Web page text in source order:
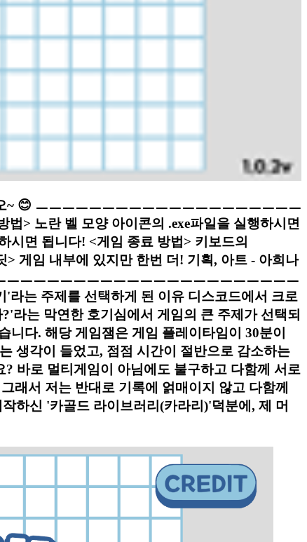
😊 ㅡㅡㅡㅡㅡㅡㅡㅡㅡㅡㅡㅡㅡㅡㅡㅡㅡㅡㅡㅡ
> 노란 벨 모양 아이콘의 .exe파일을 실행하시면
시면 됩니다! <게임 종료 방법> 키보드의
게임 내부에 있지만 한번 더! 기획, 아트 - 아희나
ㅡㅡㅡㅡㅡㅡㅡㅡㅡㅡㅡㅡㅡㅡㅡㅡㅡㅡㅡㅡㅡ
라는 주제를 선택하게 된 이유 디스코드에서 크로
라는 막연한 호기심에서 게임의 큰 주제가 선택되
다. 해당 게임잼은 게임 플레이타임이 30분이
생각이 들었고, 점점 시간이 절반으로 감소하는
바로 멀티게임이 아님에도 불구하고 다함께 서로
래서 저는 반대로 기록에 얽매이지 않고 다함께
하신 '카골드 라이브러리(카라리)'덕분에, 제 머